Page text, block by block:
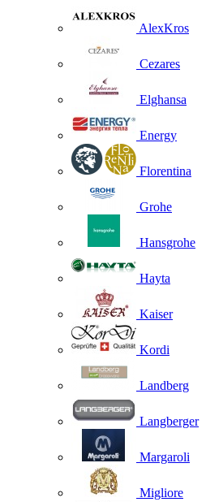
AlexKros
Cezares
Elghansa
Energy
Florentina
Grohe
Hansgrohe
Hayta
Kaiser
Kordi
Landberg
Langberger
Margaroli
Migliore